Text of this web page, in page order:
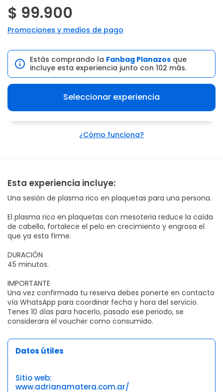
$ 99.900
Promociones y medios de pago
Estás comprando la Fanbag Planazos que
incluye esta experiencia junto con 102 más.
Seleccionar experiencia
¿Cómo funciona?
Esta experiencia incluye:
Una sesión de plasma rico en plaquetas para una persona.
El plasma rico en plaquetas con mesoteria reduce la caída
de cabello, fortalece el pelo en crecimiento y engrosa el
que ya esta firme.
DURACIÓN
45 minutos.
IMPORTANTE
Una vez confirmada tu reserva debes ponerte en contacto
vía WhatsApp para coordinar fecha y hora del servicio.
Tenes 10 días para hacerlo, pasado ese periodo, se
considerara el voucher como consumido.
Datos útiles
Sitio web:
www.adrianamatera.com.ar/